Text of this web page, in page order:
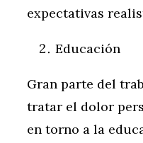
expectativas
Educación
Gran parte del
tratar el dolor
en torno a la